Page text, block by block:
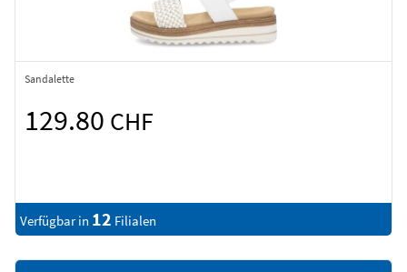
Sandalette
129.80 CHF
Verfügbar in 12 Filialen